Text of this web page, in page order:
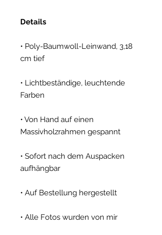
Details
• Poly-Baumwoll-Leinwand, 3,18
cm tief
• Lichtbeständige, leuchtende
Farben
• Von Hand auf einen
Massivholzrahmen gespannt
• Sofort nach dem Auspacken
aufhängbar
• Auf Bestellung hergestellt
• Alle Fotos wurden von mir